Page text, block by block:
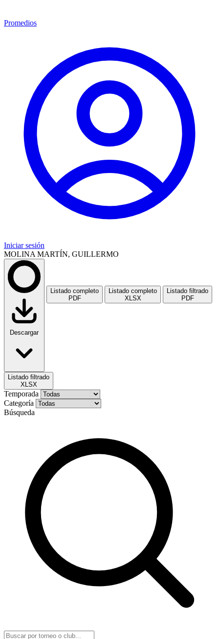
Promedios
Iniciar sesión
MOLINA MARTÍN, GUILLERMO
Descargar
Listado completo
PDF
Listado completo
XLSX
Listado filtrado
PDF
Listado filtrado
XLSX
Temporada
Categoría
Búsqueda